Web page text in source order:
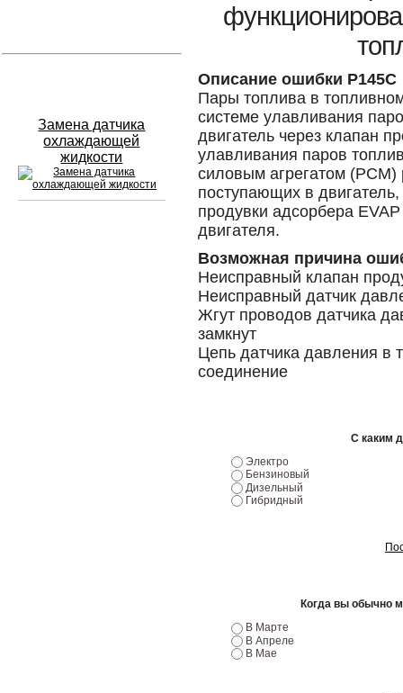
Замена датчика
охлаждающей
жидкости
Описание ошибки P145C
Пары топлива в
системе улавливания
двигатель через клапан
улавливания паров
силовым агрегатом (PCM)
поступающих в
продувки адсорбера
двигателя.
Возможная причина
Неисправный клапан
Неисправный датчик
Жгут проводов датчика
замкнут
Цепь датчика давления в
соединение
С каким
Электро
Бензиновый
Дизельный
Гибридный
Когда вы обычно
В Марте
В Апреле
В Мае